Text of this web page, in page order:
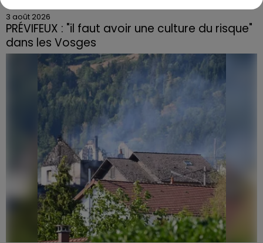
3 août 2026
PRÉVIFEUX : "il faut avoir une culture du risque"
dans les Vosges